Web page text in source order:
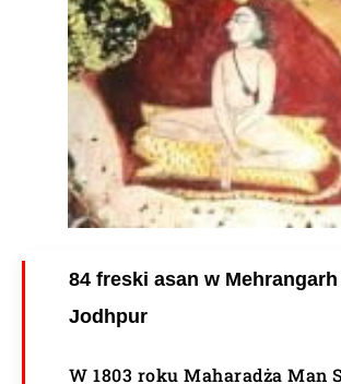
84 freski asan w
Jodhpur
W 1803 roku Maharadża Man